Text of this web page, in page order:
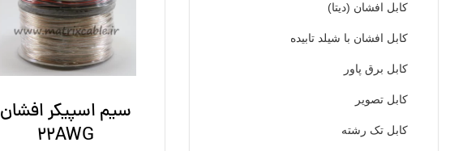
کابل افشان (دیتا)
کابل افشان با شیلد تابیده
کابل برق پاور
کابل تصویر
کابل تک رشته
سیم اسپیکر افشان
22AWG